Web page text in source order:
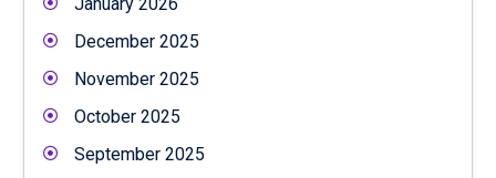
December 2025
November 2025
October 2025
September 2025